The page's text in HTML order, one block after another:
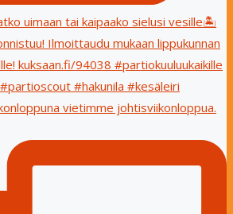
vietimme johtisviikonloppua.